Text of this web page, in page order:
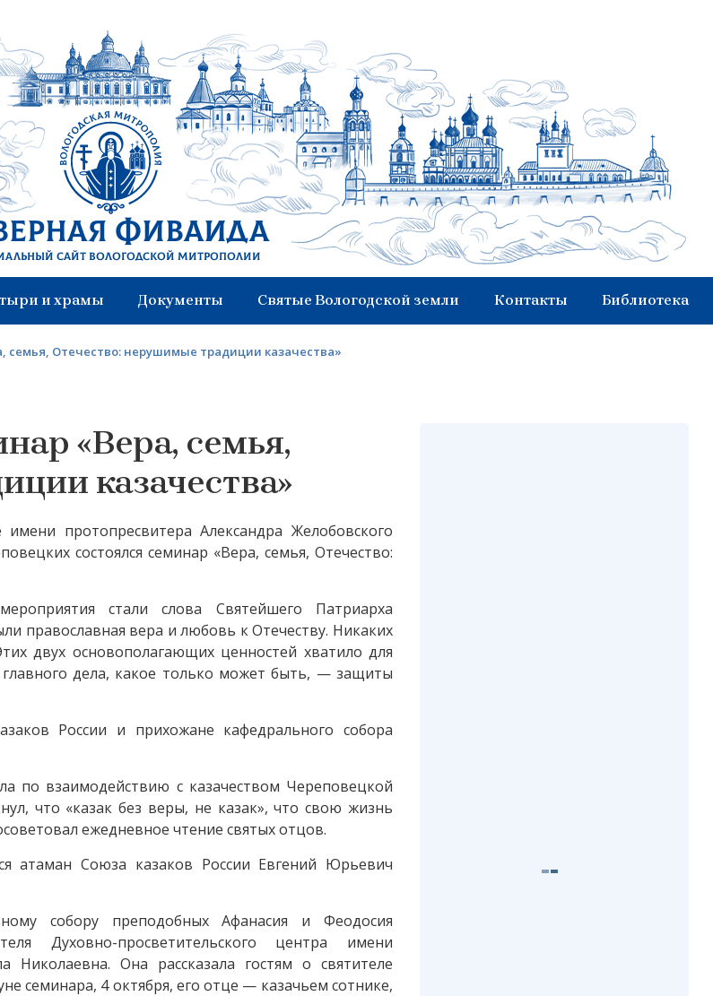
Фиваида
сайт Вологодской митрополии
и храмы Документы Святые Вологодской земли Контакты Библиотека
семья, Отечество: нерушимые традиции казачества»
«Вера, семья,
казачества»
протопресвитера Александра Желобовского
состоялся семинар «Вера, семья, Отечество:
стали слова Святейшего Патриарха
православная вера и любовь к Отечеству. Никаких
двух основополагающих ценностей хватило для
дела, какое только может быть, — защиты
России и прихожане кафедрального собора
по взаимодействию с казачеством Череповецкой
что «казак без веры, не казак», что свою жизнь
ежедневное чтение святых отцов.
атаман Союза казаков России Евгений Юрьевич
собору преподобных Афанасия и Феодосия
Духовно-просветительского центра имени
Николаевна. Она рассказала гостям о святителе
семинара, 4 октября, его отце — казачьем сотнике,